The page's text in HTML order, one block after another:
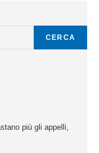
CERCA
più gli appelli,